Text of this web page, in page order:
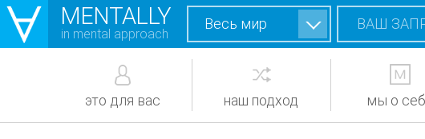
MENTALLY
in mental approach
Весь мир ВАШ
это для вас наш подход мы о